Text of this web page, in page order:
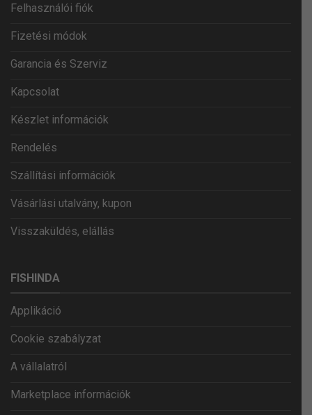
Felhasználói fiók
Fizetési módok
Garancia és Szerviz
Kapcsolat
Készlet információk
Rendelés
Szállítási információk
Vásárlási utalvány, kupon
Visszaküldés, elállás
FISHINDA
Applikáció
Cookie szabályzat
A vállalatról
Marketplace információk